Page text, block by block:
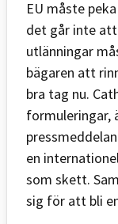
EU måste
det går inte
utlänningar
bägaren att
bra tag nu.
formuleringar,
en
som skett.
sig för att bli